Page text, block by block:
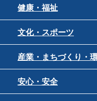
健康・福祉
文化・スポーツ
産業・まちづくり・
安心・安全